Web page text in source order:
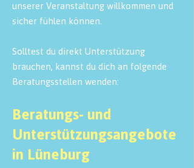
unserer Veranstaltung willkommen und
sicher fühlen können.
Solltest du direkt Unterstützung
brauchen, kannst du dich an folgende
Beratungsstellen wenden:
Beratungs- und
Unterstützungsangebote
in Lüneburg